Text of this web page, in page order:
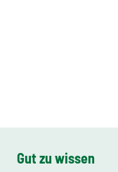
Gut zu wissen